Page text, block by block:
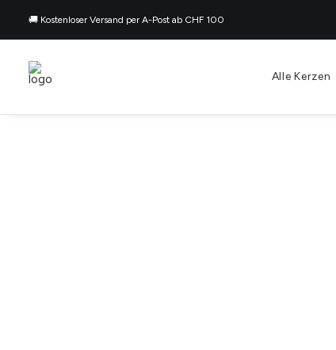
🚚 Kostenloser Versand per A-Post ab CHF 100
Alle Kerzen